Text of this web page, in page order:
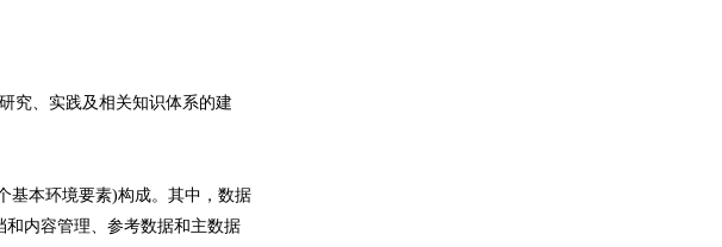
究、实践及相关知识体系的建
基本环境要素)构成。其中，数据
内容管理、参考数据和主数据